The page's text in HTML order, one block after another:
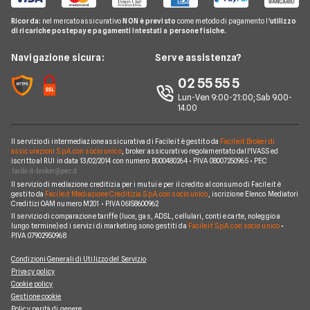
Noleggio Lungo Termine
News
Contatti
Miglior Fornitore Gas
Gas Natural
A2A
Edison
Iren
Optima
Sorgenia
Fornitori Energetici
Domande Luce e Gas
Glossario Gas e Luce
Notizie Luce e Gas
Argomenti in evidenza Gas e Luce
Ricorda: nel mercato assicurativo NON è previsto come metodo di pagamento l'utilizzo
di ricariche postepay e pagamenti intestati a persone fisiche.
Navigazione sicura: Serve assistenza?
02 55 55 5
Lun-Ven 9:00-21:00; Sab 9.00-
14.00
Il servizio di intermediazione assicurativa di Facile.it è gestito da Facile.it Broker di
assicurazioni S.p.A. con socio unico, broker assicurativo regolamentato dall'IVASS ed
iscritto al RUI in data 13/02/2014 con numero B000480264 • P.IVA 08007250965 • PEC
Il servizio di mediazione creditizia per i mutui e per il credito al consumo di Facile.it è
gestito da Facile.it Mediazione Creditizia S.p.A. con socio unico , iscrizione Elenco Mediatori
Creditizi OAM numero M201 • P.IVA 06158600962
Il servizio di comparazione tariffe (luce, gas, ADSL, cellulari, conti e carte, noleggio a
lungo termine) ed i servizi di marketing sono gestiti da Facile.it S.p.A. con socio unico•
P.IVA 07902950968
Condizioni Generali di Utilizzo del Servizio
Privacy policy
Cookie policy
Gestione cookie